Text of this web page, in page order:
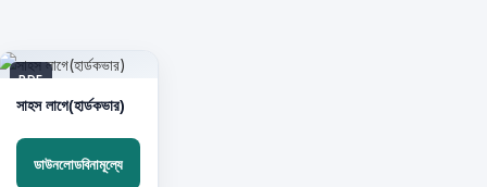
PDF
সাহস লাগে(হার্ডকভার)
ডাউনলোডবিনামূল্যে